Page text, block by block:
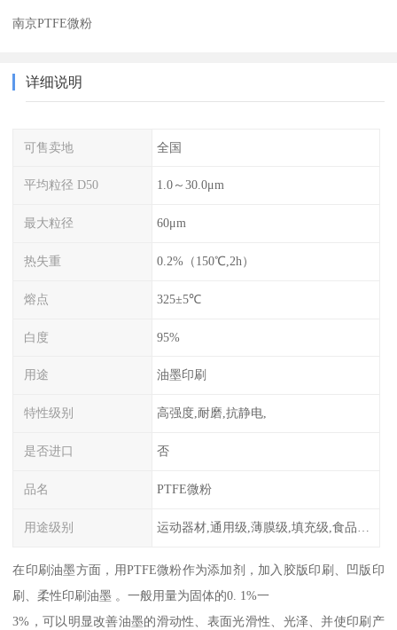
南京PTFE微粉
详细说明
可售卖地 全国
平均粒径 D50 1.0～30.0μm
最大粒径 60μm
热失重 0.2%（150℃,2h）
熔点 325±5℃
白度 95%
用途 油墨印刷
特性级别 高强度,耐磨,抗静电,
是否进口 否
品名 PTFE微粉
用途级别
在印刷油墨方面，用PTFE微粉作为添加剂，加入胶版印刷、凹版印
刷、柔性印刷油墨 。一般用量为固体的0. 1%一
3%，可以明显改善油墨的滑动性、表面光滑性、光泽、并使印刷产